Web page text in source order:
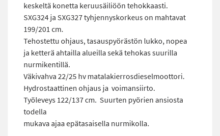
keskeltä konetta keruusäiliöön tehokkaasti.
SXG324 ja SXG327 tyhjennyskorkeus on mahtavat
199/201 cm.
Tehostettu ohjaus, tasauspyörästön lukko, nopea
ja ketterä ahtailla alueilla sekä tehokas suurilla
nurmikentillä.
Väkivahva 22/25 hv matalakierrosdieselmoottori.
Hydrostaattinen ohjaus ja voimansiirto.
Työleveys 122/137 cm. Suurten pyörien ansiosta
todella
mukava ajaa epätasaisella nurmikolla.